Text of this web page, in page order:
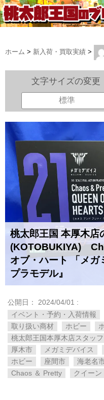
ホーム > 新入荷・買取実績 >
文字サイズの変更
標準
桃太郎王国 本厚木店
(KOTOBUKIYA)
オブ・ハート ​「メガ
プラモデル』
公開日： 2024/04/01 :
イベント・予約・入荷情報
取り扱い商材
ホビー
桃太郎王国本厚木店スタッ
厚木市
メガミデバイス
ホビー
座間市 海老名
Chaos ​＆ ​Pretty
クイーン